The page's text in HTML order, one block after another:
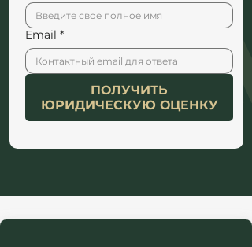
Email *
ПОЛУЧИТЬ
ЮРИДИЧЕСКУЮ ОЦЕНКУ